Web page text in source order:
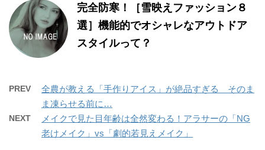
完全防寒！［雪映えファッション８
選］機能的でオシャレなアウトドア
スタイルって？
PREV
全農が教える「手作りアイス」が絶品すぎる そのま
ま凍らせる前に…
NEXT
メイクで見た目年齢は全然変わる！アラサーの「NG
老けメイク」vs「劇的若見えメイク」